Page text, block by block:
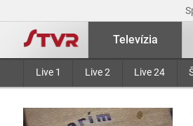
Televízia
Live 1 Live 2 Live 24